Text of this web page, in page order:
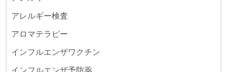
アレルギー検査
アロマテラピー
インフルエンザワクチン